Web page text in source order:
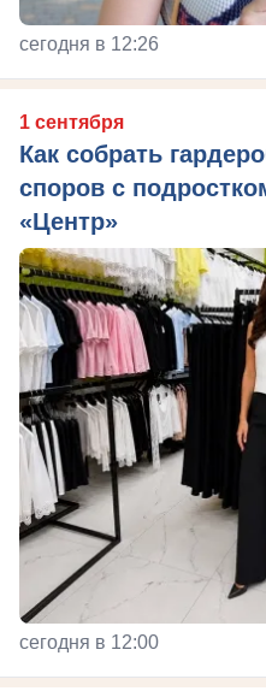
сегодня в 12:26
1 сентября
Как собрать
споров с
«Центр»
сегодня в 12:00